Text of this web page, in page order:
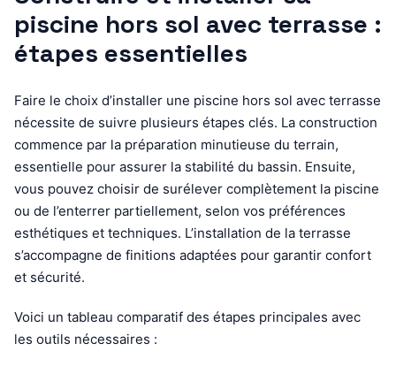
piscine hors sol avec terrasse :
étapes essentielles
Faire le choix d’installer une piscine hors sol avec terrasse
nécessite de suivre plusieurs étapes clés. La construction
commence par la préparation minutieuse du terrain,
essentielle pour assurer la stabilité du bassin. Ensuite,
vous pouvez choisir de surélever complètement la piscine
ou de l’enterrer partiellement, selon vos préférences
esthétiques et techniques. L’installation de la terrasse
s’accompagne de finitions adaptées pour garantir confort
et sécurité.
Voici un tableau comparatif des étapes principales avec
les outils nécessaires :